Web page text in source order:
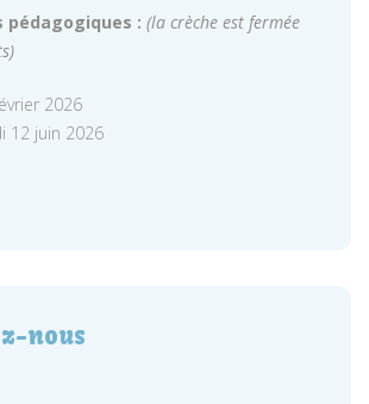
pédagogiques : (la crèche est fermée
2026
12 juin 2026
nous